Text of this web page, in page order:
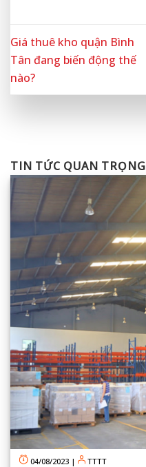
Giá thuê kho quận Bình
Tân đang biến động thế
nào?
TIN TỨC QUAN TRỌNG
04/08/2023 |
TTTT